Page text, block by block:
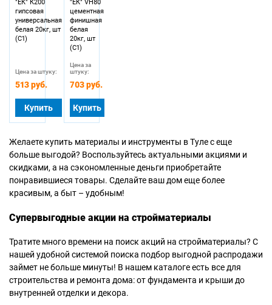
"ЕК" К200
гипсовая
универсальная
белая 20кг, шт
(С1)
Цена за штуку:
513 руб.
Купить
"ЕК" VH80
цементная
финишная
белая
20кг, шт
(С1)
Цена за
штуку:
703 руб.
Купить
Желаете купить материалы и инструменты в Туле с еще
больше выгодой? Воспользуйтесь актуальными акциями и
скидками, а на сэкономленные деньги приобретайте
понравившиеся товары. Сделайте ваш дом еще более
красивым, а быт – удобным!
Супервыгодные акции на стройматериалы
Тратите много времени на поиск акций на стройматериалы? С
нашей удобной системой поиска подбор выгодной распродажи
займет не больше минуты! В нашем каталоге есть все для
строительства и ремонта дома: от фундамента и крыши до
внутренней отделки и декора.